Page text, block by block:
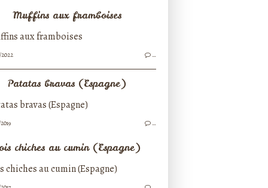
Muffins aux framboises
…
Patatas bravas (Espagne)
…
chiches au cumin (Espagne)